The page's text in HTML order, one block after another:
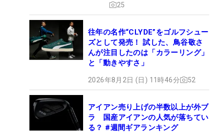
25
往年の名作“CLYDE”をゴルフシュー
ズとして発売！ 試した、鳥谷敬さ
んが注目したのは「カラーリング」
と「動きやすさ」
2026年8月2日 (日) 11時46分 52
アイアン売り上げの半数以上が外ブ
ラ 国産アイアンの人気が落ちてい
る？ #週間ギアランキング